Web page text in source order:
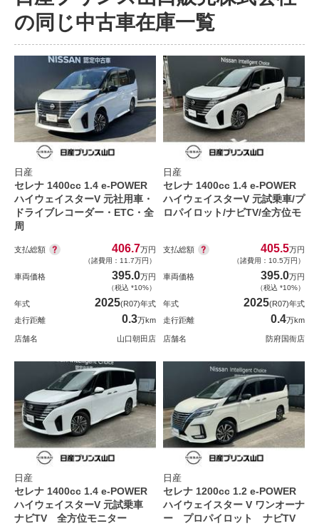
の同じ中古車在庫一覧
日産
セレナ 1400cc 1.4 e-POWER
ハイウェイスターV 元社用車・
ドライブレコーダー・ETC・全
周
支払総額 406.7万円
（諸費用：11.7万円）
車両価格 395.0万円
（税込 *10%）
年式 2025(R07)年式
走行距離
0.3万km
店舗名 山口朝田店
日産
セレナ 1400cc 1.4 e-POWER
ハイウェイスターV 元試乗車/プ
ロパイロット/ナビTV/全方位モ
支払総額 405.5万円
（諸費用：10.5万円）
車両価格 395.0万円
（税込 *10%）
年式 2025(R07)年式
走行距離
0.4万km
店舗名 防府国衙店
日産
セレナ 1400cc 1.4 e-POWER
ハイウェイスターV 元試乗車
ナビTV 全方位モニター
日産
セレナ 1200cc 1.2 e-POWER
ハイウェイスター V ワンオーナ
ー プロパイロット ナビTV